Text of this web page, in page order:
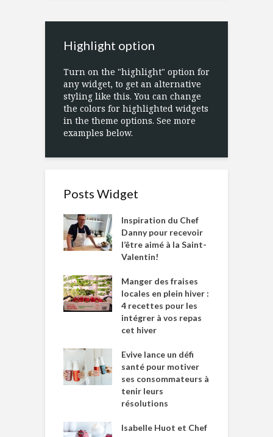
Highlight option
Turn on the "highlight" option for
any widget, to get an alternative
styling like this. You can change
the colors for highlighted widgets
in the theme options. See more
examples below.
Posts Widget
Inspiration du Chef
Danny pour recevoir
l’être aimé à la Saint-
Valentin!
Manger des fraises
locales en plein hiver :
4 recettes pour les
intégrer à vos repas
cet hiver
Evive lance un défi
santé pour motiver
ses consommateurs à
tenir leurs
résolutions
Isabelle Huot et Chef